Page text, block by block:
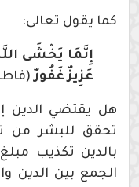
كما يقول تعالى:
إِنَّمَا يَخْشَى
عَزِيزٌ غَفُورٌ (فاطر
هل يقتضي الدين
تحقق للبشر من
بالدين تكذيب
الجمع بين الدين